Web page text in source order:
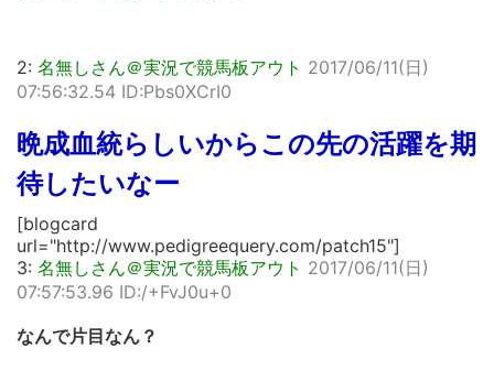
2: 名無しさん＠実況で競馬板アウト 2017/06/11(日)
07:56:32.54 ID:Pbs0XCrI0
晩成血統らしいからこの先の活躍を期
待したいなー
[blogcard
url="http://www.pedigreequery.com/patch15"]
3: 名無しさん＠実況で競馬板アウト 2017/06/11(日)
07:57:53.96 ID:/+FvJ0u+0
なんで片目なん？